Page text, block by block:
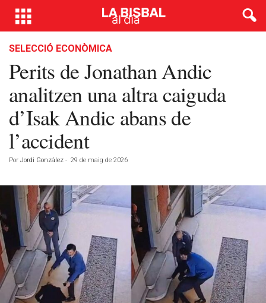
SELECCIÓ ECONÒMICA
Perits de Jonathan Andic
analitzen una altra caiguda
d’Isak Andic abans de
l’accident
Por Jordi González - 29 de maig de 2026